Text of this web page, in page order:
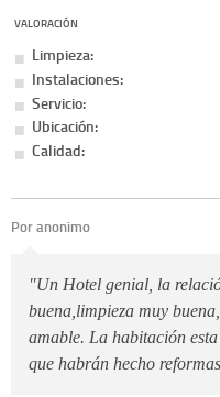
VALORACIÓN
Limpieza:
Instalaciones:
Servicio:
Ubicación:
Calidad:
Por anonimo
"Un Hotel genial, la
buena,limpieza muy
amable. La habitación
que habrán hecho